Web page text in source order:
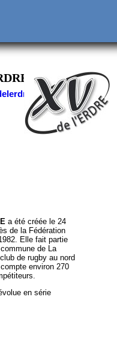
a été créée le 24
de la Fédération
Elle fait partie
de La
de rugby au nord
environ 270
en série